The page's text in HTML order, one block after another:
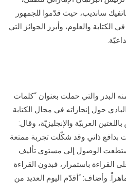
سانديب، حيث قدّموا للجمهور
والعلوم، وأبرز الجوائز التي
البدر والتي حملت بعنوان “كلمات
حول إنجازاته في مجال الكتابة
بإصدار 3 قصص باللغتين العربيّة والإنجليزيّة، وقال:
بدافع ذاتي وقد شكّلت تجربة ممتعة
الوصول إلى مستوى تأليف
باستمرار، فبدون القراءة
وأضاف: “أقدّم اليوم العديد من